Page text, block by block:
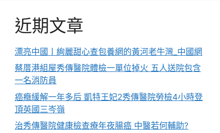
近期文章
漂亮中國丨絢麗甜心查包養網的黃河老牛灣_中國網
蔡厝港組屋秀傳醫院體檢一單位掉火 五人送院包含
一名消防員
癌癥緩解一年多后 凱特王妃2秀傳醫院勞檢4小時登
頂英國三岑嶺
治秀傳醫院健康檢查療年夜腸癌 中醫若何輔助?